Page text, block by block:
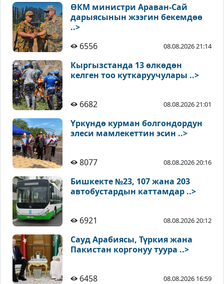
ӨКМ министри Араван-Сай
дарыясынын жээгин бекемдөө
..>
6556
08.08.2026 21:14
Кыргызстанда 13 өлкөдөн
келген тоо куткаруучулары ..>
6682 08.08.2026 21:01
Үркүндө курман болгондордун
элеси мамлекеттин эсин ..>
8077 08.08.2026 20:16
Бишкекте №23, 107 жана 203
автобустардын каттамдар ..>
6921 08.08.2026 20:12
Сауд Арабиясы, Түркия жана
Пакистан коргонуу туура ..>
6458 08.08.2026 16:59